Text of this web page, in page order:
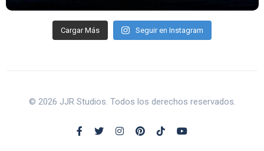
Cargar Más Seguir en Instagram
© 2026 JJR Studios. Todos los derechos reservados.